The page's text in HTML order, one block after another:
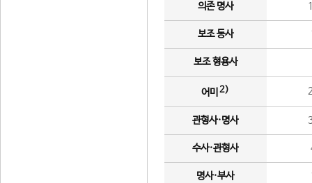
의존 명사
보조 동사
보조 형용사
어미 2)
관형사·명사
수사·관형사
명사·부사